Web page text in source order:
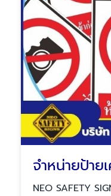
จำหน่ายป้าย
NEO SAFETY